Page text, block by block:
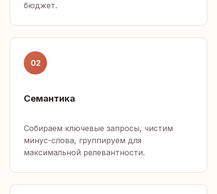
бюджет.
02
Семантика
Собираем ключевые запросы, чистим
минус-слова, группируем для
максимальной релевантности.